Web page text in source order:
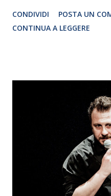
star sulla poltroncina
produzione che coniuga
Damante, Annabelle
Caridi, Cecilia Rodriguez,
Claudia Gerini, Damiano e
Leva, Diodato, Edoardo
Pannofino, Frank Chamizo
Surina, Ignazio Moser, Luca
Luka Zunic, Lunetta Savino,
CONDIVIDI
POSTA UN
CONTINUA A LEGGERE